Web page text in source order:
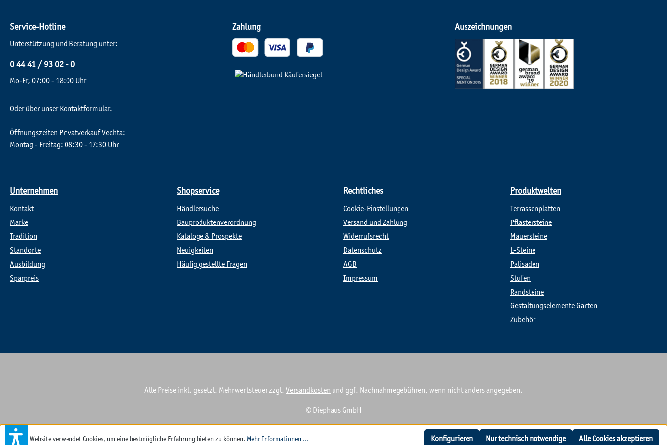
Service-Hotline
Unterstützung und Beratung unter:
0 44 41 / 93 02 - 0
Mo-Fr, 07:00 - 18:00 Uhr
Oder über unser Kontaktformular.
Öffnungszeiten Privatverkauf Vechta:
Montag - Freitag: 08:30 - 17:30 Uhr
Zahlung Auszeichnungen
Unternehmen
Kontakt
Marke
Tradition
Standorte
Ausbildung
Sparpreis
Shopservice
Händlersuche
Bauproduktenverordnung
Kataloge & Prospekte
Neuigkeiten
Häufig gestellte Fragen
Rechtliches
Cookie-Einstellungen
Versand und Zahlung
Widerrufsrecht
Datenschutz
AGB
Impressum
Produktwelten
Terrassenplatten
Pflastersteine
Mauersteine
L-Steine
Palisaden
Stufen
Randsteine
Gestaltungselemente Garten
Zubehör
Alle Preise inkl. gesetzl. Mehrwertsteuer zzgl. Versandkosten und ggf. Nachnahmegebühren, wenn nicht anders angegeben.
© Diephaus GmbH
Diese Website verwendet Cookies, um eine bestmögliche Erfahrung bieten zu können. Mehr Informationen ... Nur technisch notwendige
Konfigurieren Alle Cookies akzeptieren